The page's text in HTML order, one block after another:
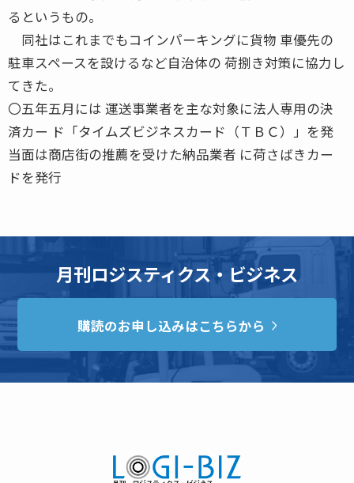
るというもの。
同社はこれまでもコインパーキングに貨物 車優先の
駐車スペースを設けるなど自治体の 荷捌き対策に協力し
てきた。
〇五年五月には 運送事業者を主な対象に法人専用の決
済カー ド「タイムズビジネスカード（ＴＢＣ）」を発
当面は商店街の推薦を受けた納品業者 に荷さばきカー
ドを発行
月刊ロジスティクス・ビジネス
購読のお申し込みはこちらから